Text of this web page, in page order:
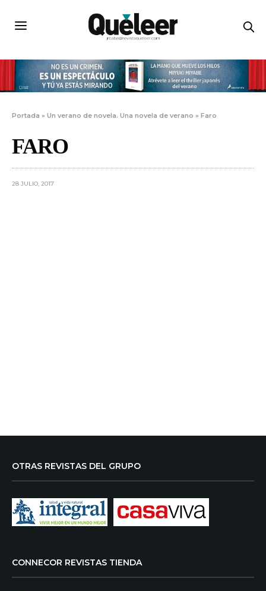
Portada »Un verano de novela. Una novela de verano »Faro
FARO
28 JULIO, 2017
OTRAS REVISTAS DEL GRUPO
CONNECOR REVISTAS TIENDA